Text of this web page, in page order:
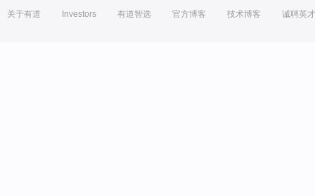
关于有道 Investors 有道智选 官方博客 技术博客 诚聘英才